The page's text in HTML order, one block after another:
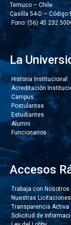
Temuco – Chile
Casilla 54-D – Código
Fono: (56) 45 232
La
Historia Institucional
Acreditación
Campus
Postulantes
Estudiantes
Alumni
Funcionarios
Accesos
Trabaja con Nosotros
Nuestras Licitaciones
Transparencia Activa
Solicitud de